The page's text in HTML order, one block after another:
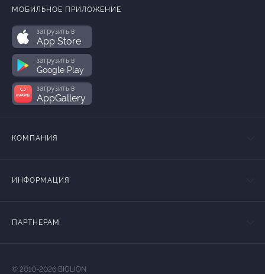
МОБИЛЬНОЕ ПРИЛОЖЕНИЕ
загрузить в
App Store
загрузить в
Google Play
загрузить в
AppGallery
КОМПАНИЯ
ИНФОРМАЦИЯ
ПАРТНЕРАМ
© 2010-2026 BIGLION